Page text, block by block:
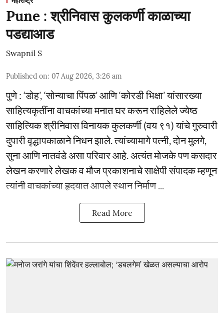
Pune : श्रीनिवास कुलकर्णी काळाच्या
पडद्याआड
Swapnil S
Published on: 07 Aug 2026, 3:26 am
पुणे : ‘डोह’, ‘सोन्याचा पिंपळ’ आणि ‘कोरडी भिक्षा’ यांसारख्या
साहित्यकृतींना वाचकांच्या मनात घर करून राहिलेले ज्येष्ठ
साहित्यिक श्रीनिवास विनायक कुलकर्णी (वय ९१) यांचे गुरुवारी
दुपारी वृद्धापकाळाने निधन झाले. त्यांच्यामागे पत्नी, दोन मुलगे,
सुना आणि नातवंडे असा परिवार आहे. अत्यंत मोजके पण कसदार
लेखन करणारे लेखक व मौज प्रकाशनाचे साक्षेपी संपादक म्हणून
त्यांनी वाचकांच्या हृदयात आपले स्थान निर्माण ...
Read More